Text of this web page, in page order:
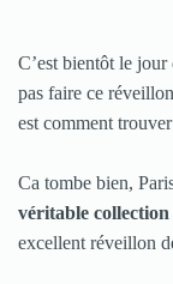
C’est bientôt le
pas faire ce
est comment
Ca tombe bien,
véritable
excellent réveillon